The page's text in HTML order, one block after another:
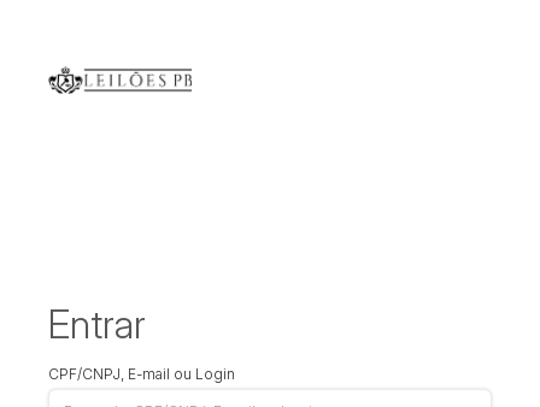
Entrar
CPF/CNPJ, E-mail ou Login